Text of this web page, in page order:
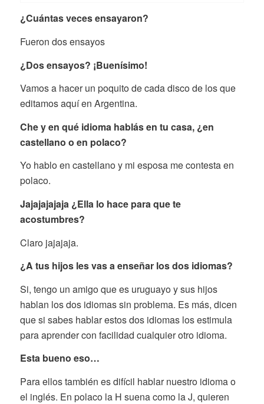
¿Cuántas veces ensayaron?
Fueron dos ensayos
¿Dos ensayos? ¡Buenísimo!
Vamos a hacer un poquito de cada disco de los que
editamos aquí en Argentina.
Che y en qué idioma hablás en tu casa, ¿en
castellano o en polaco?
Yo hablo en castellano y mi esposa me contesta en
polaco.
Jajajajajaja ¿Ella lo hace para que te
acostumbres?
Claro jajajaja.
¿A tus hijos les vas a enseñar los dos idiomas?
Si, tengo un amigo que es uruguayo y sus hijos
hablan los dos idiomas sin problema. Es más, dicen
que si sabes hablar estos dos idiomas los estimula
para aprender con facilidad cualquier otro idioma.
Esta bueno eso…
Para ellos también es difícil hablar nuestro idioma o
el inglés. En polaco la H suena como la J, quieren